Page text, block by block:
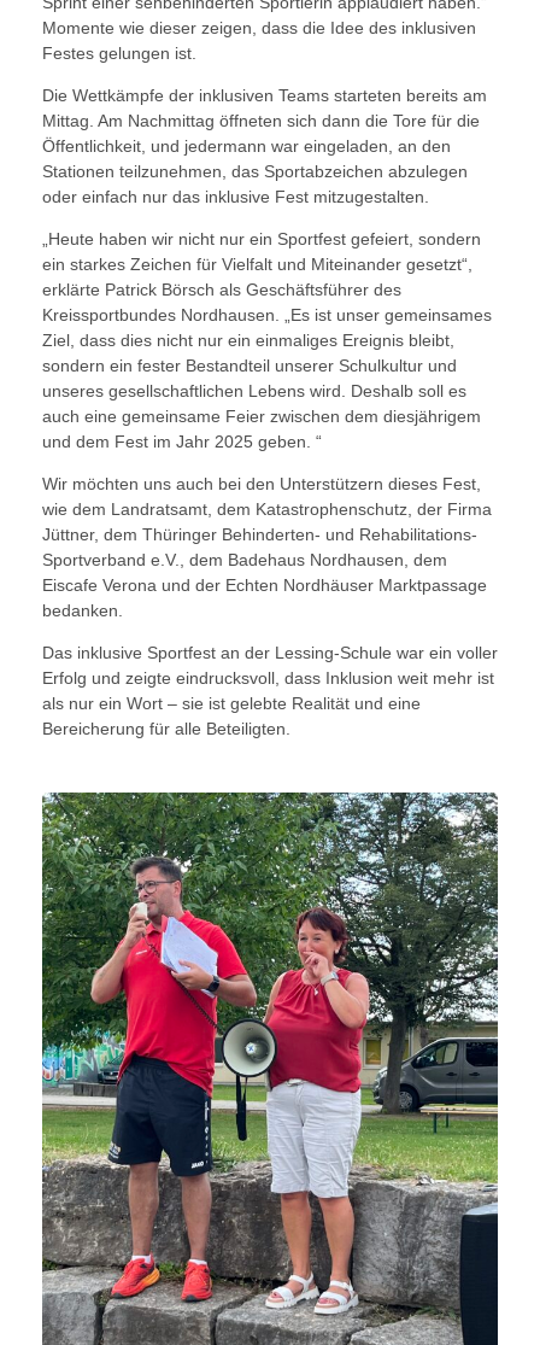
Momente wie dieser zeigen, dass die Idee des inklusiven
Festes gelungen ist.
Die Wettkämpfe der inklusiven Teams starteten bereits am
Mittag. Am Nachmittag öffneten sich dann die Tore für die
Öffentlichkeit, und jedermann war eingeladen, an den
Stationen teilzunehmen, das Sportabzeichen abzulegen
oder einfach nur das inklusive Fest mitzugestalten.
„Heute haben wir nicht nur ein Sportfest gefeiert, sondern
ein starkes Zeichen für Vielfalt und Miteinander gesetzt“,
erklärte Patrick Börsch als Geschäftsführer des
Kreissportbundes Nordhausen. „Es ist unser gemeinsames
Ziel, dass dies nicht nur ein einmaliges Ereignis bleibt,
sondern ein fester Bestandteil unserer Schulkultur und
unseres gesellschaftlichen Lebens wird. Deshalb soll es
auch eine gemeinsame Feier zwischen dem diesjährigem
und dem Fest im Jahr 2025 geben. “
Wir möchten uns auch bei den Unterstützern dieses Fest,
wie dem Landratsamt, dem Katastrophenschutz, der Firma
Jüttner, dem Thüringer Behinderten- und Rehabilitations-
Sportverband e.V., dem Badehaus Nordhausen, dem
Eiscafe Verona und der Echten Nordhäuser Marktpassage
bedanken.
Das inklusive Sportfest an der Lessing-Schule war ein voller
Erfolg und zeigte eindrucksvoll, dass Inklusion weit mehr ist
als nur ein Wort – sie ist gelebte Realität und eine
Bereicherung für alle Beteiligten.